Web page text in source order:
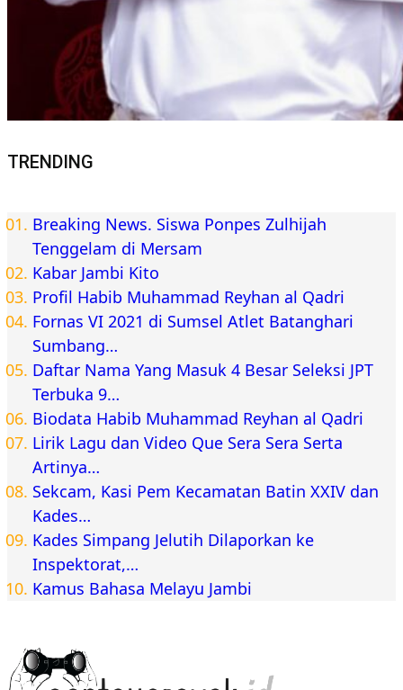
TRENDING
Breaking News. Siswa Ponpes Zulhijah
Tenggelam di Mersam
Kabar Jambi Kito
Profil Habib Muhammad Reyhan al Qadri
Fornas VI 2021 di Sumsel Atlet Batanghari
Sumbang…
Daftar Nama Yang Masuk 4 Besar Seleksi JPT
Terbuka 9…
Biodata Habib Muhammad Reyhan al Qadri
Lirik Lagu dan Video Que Sera Sera Serta
Artinya…
Sekcam, Kasi Pem Kecamatan Batin XXIV dan
Kades…
Kades Simpang Jelutih Dilaporkan ke
Inspektorat,…
Kamus Bahasa Melayu Jambi